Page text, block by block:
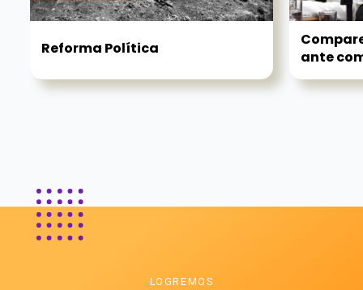
Reforma Política
ante
LOGREMOS